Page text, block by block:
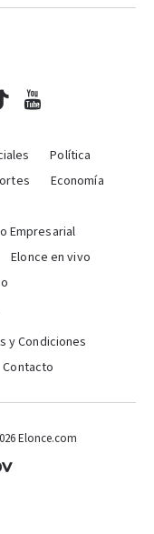
Política
Economía
Empresarial
Elonce en vivo
y Condiciones
Contacto
Elonce.com